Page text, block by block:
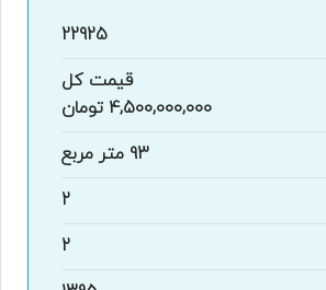
22925
قیمت کل
4,500,000,000 تومان
93 متر مربع
2
2